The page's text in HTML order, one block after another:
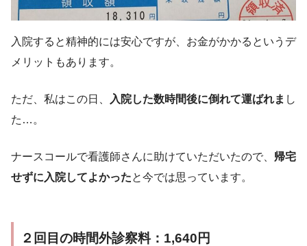
入院すると精神的には安心ですが、お金がかかるというデ
メリットもあります。
ただ、私はこの日、 入院した数時間後に倒れて運ばれま し
た…。
ナースコールで看護師さんに助けていただいたので、 帰宅
せずに入院してよかったと今では思っています。
２回目の時間外診察料：1,640円